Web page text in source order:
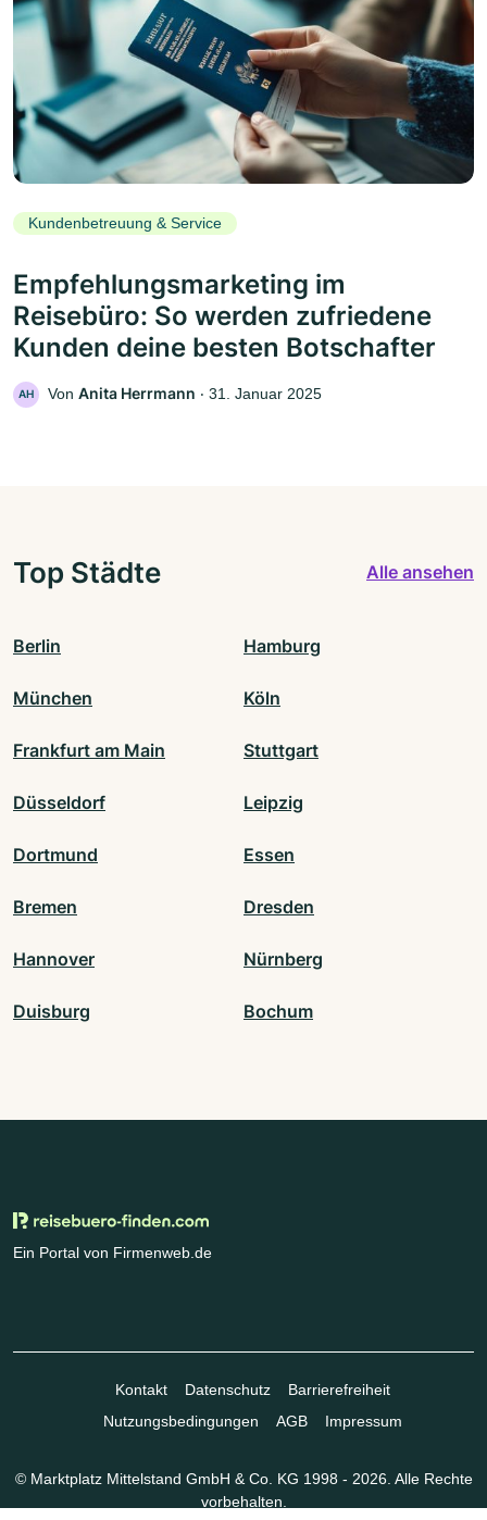
Kundenbetreuung & Service
Empfehlungsmarketing im
Reisebüro: So werden zufriedene
Kunden deine besten Botschafter
AH Von Anita Herrmann ‧ 31. Januar 2025
Top Städte Alle ansehen
Berlin Hamburg
München Köln
Frankfurt am Main Stuttgart
Düsseldorf Leipzig
Dortmund Essen
Bremen Dresden
Hannover Nürnberg
Duisburg Bochum
Ein Portal von Firmenweb.de
Kontakt Datenschutz
Barrierefreiheit
Nutzungsbedingungen
AGB Impressum
© Marktplatz Mittelstand GmbH & Co. KG 1998 - 2026. Alle Rechte
vorbehalten.